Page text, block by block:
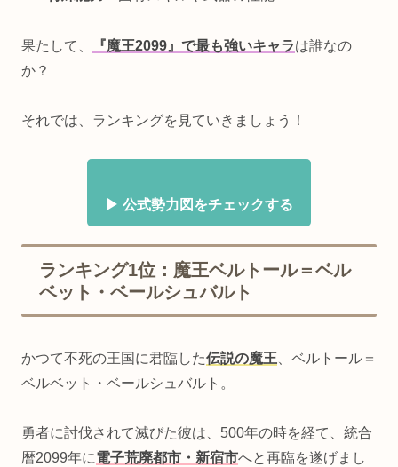
果たして、 『魔王2099』で最も強いキャラは誰なの
か？
それでは、ランキングを見ていきましょう！
▶ 公式勢力図をチェックする
ランキング1位：魔王ベルトール＝ベル
ベット・ベールシュバルト
かつて不死の王国に君臨した伝説の魔王 、ベルトール＝
ベルベット・ベールシュバルト。
勇者に討伐されて滅びた彼は、500年の時を経て、統合
暦2099年に電子荒廃都市・新宿市へと再臨を遂げまし